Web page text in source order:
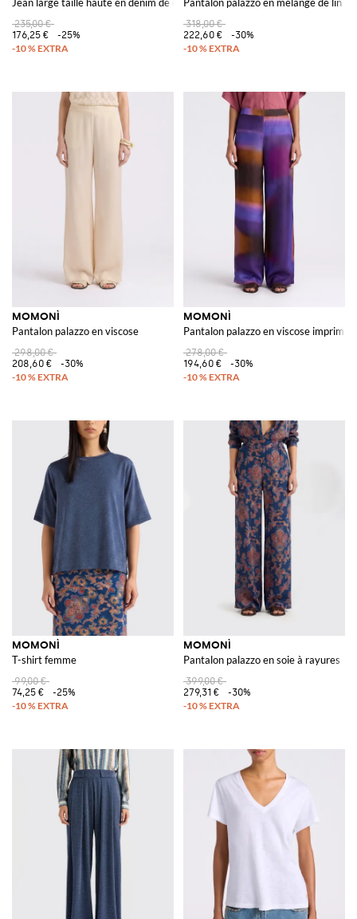
235,00 €
176,25 €
-25%
318,00 €
222,60 €
-30%
MOMONÌ
Pantalon palazzo en viscose
298,00 €
208,60 €
-30%
MOMONÌ
Pantalon palazzo en viscose imprimée
278,00 €
194,60 €
-30%
MOMONÌ
T-shirt femme
99,00 €
74,25 €
-25%
MOMONÌ
Pantalon palazzo en soie à rayures
399,00 €
279,31 €
-30%